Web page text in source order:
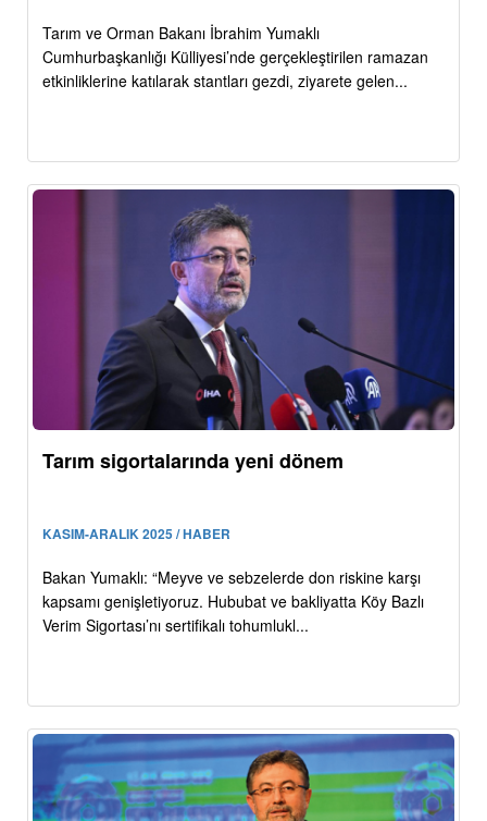
Tarım ve Orman Bakanı İbrahim Yumaklı
Cumhurbaşkanlığı Külliyesi’nde gerçekleştirilen ramazan
etkinliklerine katılarak stantları gezdi, ziyarete gelen...
Tarım sigortalarında yeni dönem
KASIM-ARALIK 2025 / HABER
Bakan Yumaklı: “Meyve ve sebzelerde don riskine karşı
kapsamı genişletiyoruz. Hububat ve bakliyatta Köy Bazlı
Verim Sigortası’nı sertifikalı tohumlukl...